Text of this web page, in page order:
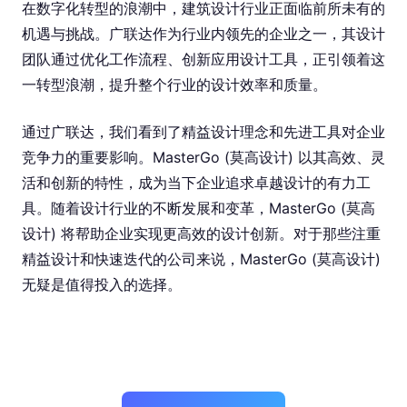
在数字化转型的浪潮中，建筑设计行业正面临前所未有的
机遇与挑战。广联达作为行业内领先的企业之一，其设计
团队通过优化工作流程、创新应用设计工具，正引领着这
一转型浪潮，提升整个行业的设计效率和质量。
通过广联达，我们看到了精益设计理念和先进工具对企业
竞争力的重要影响。MasterGo (莫高设计) 以其高效、灵
活和创新的特性，成为当下企业追求卓越设计的有力工
具。随着设计行业的不断发展和变革，MasterGo (莫高
设计) 将帮助企业实现更高效的设计创新。对于那些注重
精益设计和快速迭代的公司来说，MasterGo (莫高设计)
无疑是值得投入的选择。